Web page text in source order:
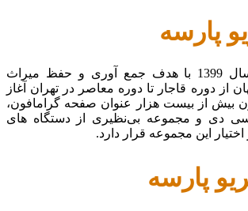
پارسه
استریو پارسه در سال 1399 با هدف جمع آوری و حفظ میراث
از دوره قاجار تا دوره معاصر در تهران آغاز
بیش از بیست هزار عنوان صفحه گرامافون،
دی و مجموعه بی‌نظیری از دستگاه های
این مجموعه قرار دارد.
پارسه